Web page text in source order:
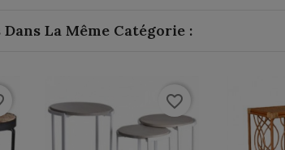
La Même Catégorie :
favorite_border